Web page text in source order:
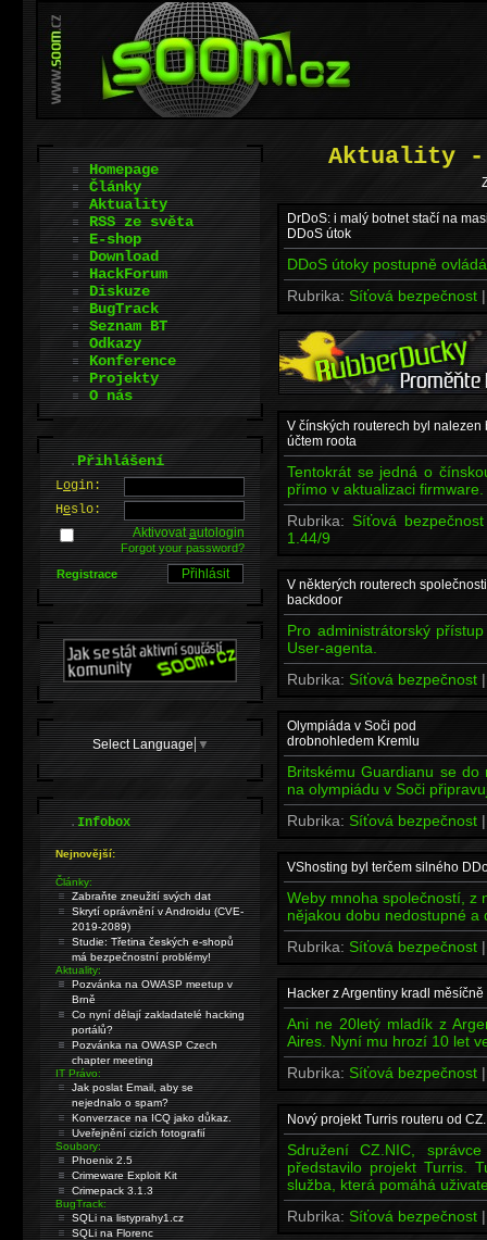
Aktuality -
DrDoS: i malý botnet stačí na
DDoS útok
DDoS útoky postupně
Rubrika: Síťová bezpečnost
V čínských routerech byl
účtem roota
Tentokrát se jedná o
přímo v aktualizaci firmware.
Rubrika: Síťová
1.44/9
V některých routerech
backdoor
Pro administrátorský
User-agenta.
Rubrika: Síťová bezpečnost
Olympiáda v Soči pod
drobnohledem Kremlu
Britskému Guardianu se
na olympiádu v Soči
Rubrika: Síťová bezpečnost
VShosting byl terčem silného
Weby mnoha společností, z
nějakou dobu nedostupné a
Rubrika: Síťová bezpečnost
Hacker z Argentiny kradl
Ani ne 20letý mladík z
Aires. Nyní mu hrozí 10 let
Rubrika: Síťová bezpečnost
Nový projekt Turris routeru od
Sdružení CZ.NIC,
představilo projekt Turris.
služba, která pomáhá
Rubrika: Síťová bezpečnost
Homepage
Články
Aktuality
RSS ze světa
E-shop
Download
HackForum
Diskuze
BugTrack
Seznam BT
Odkazy
Konference
Projekty
O nás
.Přihlášení
Login:
Heslo:
Aktivovatautologin
Forgot your password?
Registrace
Select Language ▼
.Infobox
Nejnovější:
Články:
Zabraňte zneužití svých dat
Skrytí oprávnění v Androidu (CVE-
2019-2089)
Studie: Třetina českých e-shopů
má bezpečnostní problémy!
Aktuality:
Pozvánka na OWASP meetup v
Brně
Co nyní dělají zakladatelé hacking
portálů?
Pozvánka na OWASP Czech
chapter meeting
IT Právo:
Jak poslat Email, aby se
nejednalo o spam?
Konverzace na ICQ jako důkaz.
Uveřejnění cizích fotografií
Soubory:
Phoenix 2.5
Crimeware Exploit Kit
Crimepack 3.1.3
BugTrack:
SQLi na listyprahy1.cz
SQLi na Florenc